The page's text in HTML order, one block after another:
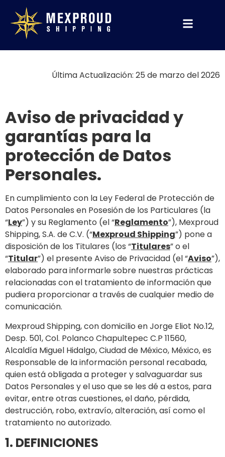
Última Actualización: 25 de marzo del 2026
Aviso de privacidad y
garantías para la
protección de Datos
Personales.
En cumplimiento con la Ley Federal de Protección de
Datos Personales en Posesión de los Particulares (la
“Ley”) y su Reglamento (el “Reglamento”), Mexproud
Shipping, S.A. de C.V. (“Mexproud Shipping”) pone a
disposición de los Titulares (los “Titulares” o el
“Titular”) el presente Aviso de Privacidad (el “Aviso”),
elaborado para informarle sobre nuestras prácticas
relacionadas con el tratamiento de información que
pudiera proporcionar a través de cualquier medio de
comunicación.
Mexproud Shipping, con domicilio en Jorge Eliot No.12,
Desp. 501, Col. Polanco Chapultepec C.P 11560,
Alcaldía Miguel Hidalgo, Ciudad de México, México, es
Responsable de la información personal recabada,
quien está obligada a proteger y salvaguardar sus
Datos Personales y el uso que se les dé a estos, para
evitar, entre otras cuestiones, el daño, pérdida,
destrucción, robo, extravío, alteración, así como el
tratamiento no autorizado.
1. DEFINICIONES